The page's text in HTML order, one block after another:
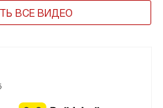
ВСЕ ВИДЕО